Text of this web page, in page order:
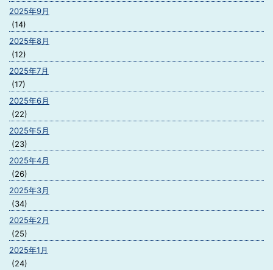
2025年9月
(14)
2025年8月
(12)
2025年7月
(17)
2025年6月
(22)
2025年5月
(23)
2025年4月
(26)
2025年3月
(34)
2025年2月
(25)
2025年1月
(24)